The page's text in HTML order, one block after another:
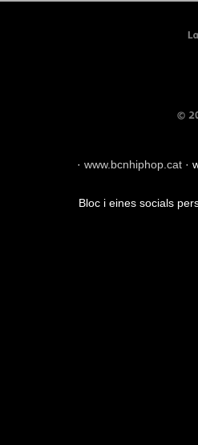
· www.bcnhiphop.cat ·
Bloc i eines socials